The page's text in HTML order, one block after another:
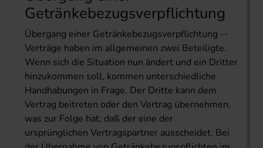
Getränkebezugsverpflichtung
Übergang einer Getränkebezugsverpflichtung --
Verträge haben im allgemeinen zwei Beteiligte.
Wenn sich die Situation nun ändert und ein Dritter
hinzukommen soll, kommen unterschiedliche
Handhabungen in Frage. Der Dritte kann dem
Vertrag beitreten oder den Vertrag übernehmen,
was zur Folge hat, daß der eine der
ursprünglichen Vertragspartner ausscheidet. Bei